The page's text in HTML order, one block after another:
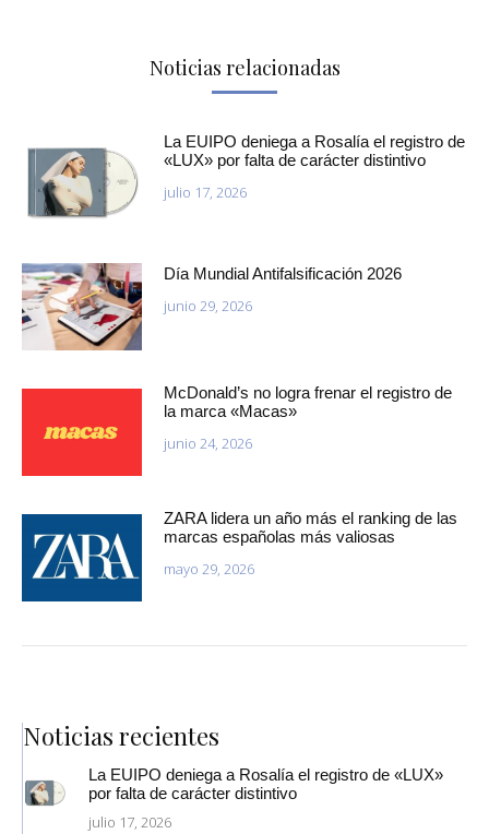
Noticias relacionadas
La EUIPO deniega a Rosalía el registro de
«LUX» por falta de carácter distintivo
julio 17, 2026
Día Mundial Antifalsificación 2026
junio 29, 2026
McDonald’s no logra frenar el registro de
la marca «Macas»
junio 24, 2026
ZARA lidera un año más el ranking de las
marcas españolas más valiosas
mayo 29, 2026
Noticias recientes
La EUIPO deniega a Rosalía el registro de «LUX»
por falta de carácter distintivo
julio 17, 2026